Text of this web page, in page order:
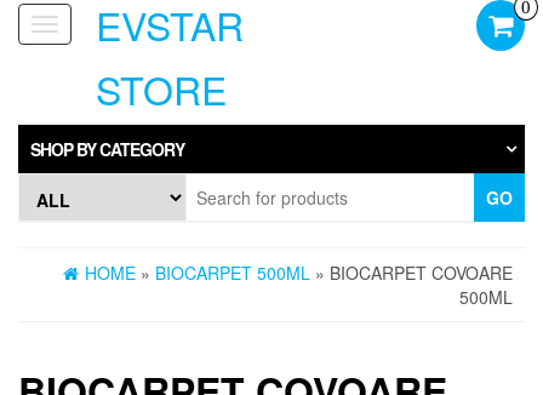
Toggle
navigationEVSTAR
STORE
0
SHOP BY CATEGORY
GO
HOME » BIOCARPET 500ML » BIOCARPET COVOARE
500ML